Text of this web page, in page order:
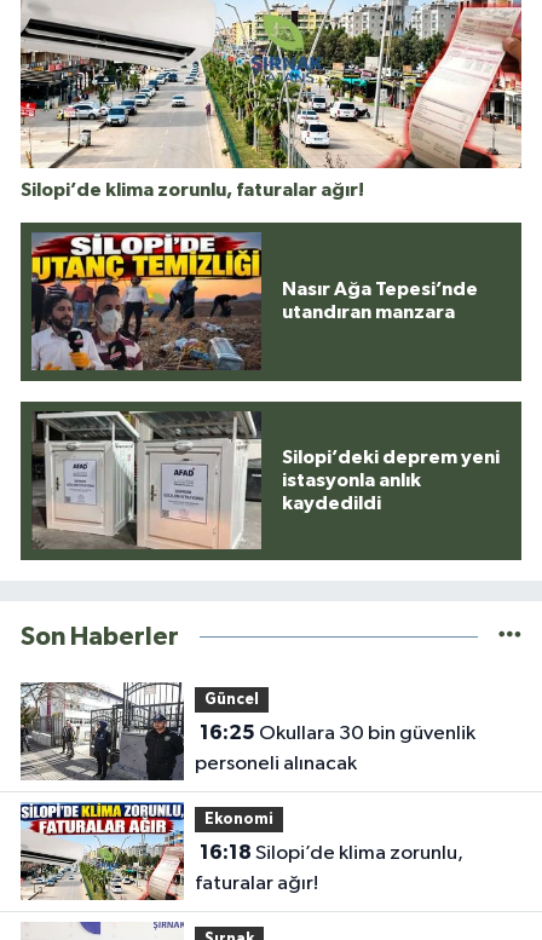
Silopi’de klima zorunlu, faturalar ağır!
Nasır Ağa Tepesi’nde
utandıran manzara
Silopi’deki deprem yeni
istasyonla anlık
kaydedildi
Son Haberler
Güncel
16:25
personeli alınacak
Ekonomi
16:18
faturalar ağır!